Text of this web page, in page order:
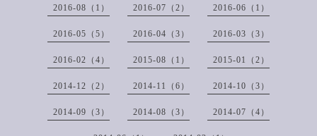
2016-08（1） 2016-07（2） 2016-06（1）
2016-05（5） 2016-04（3） 2016-03（3）
2016-02（4） 2015-08（1） 2015-01（2）
2014-12（2） 2014-11（6） 2014-10（3）
2014-09（3） 2014-08（3） 2014-07（4）